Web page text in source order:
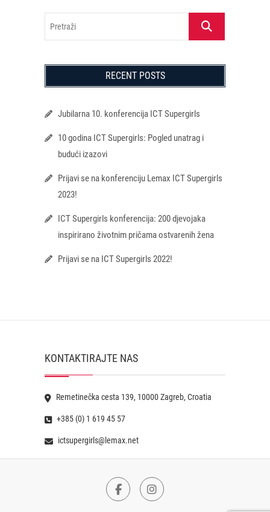
Pretraži
RECENT POSTS
Jubilarna 10. konferencija ICT Supergirls
10 godina ICT Supergirls: Pogled unatrag i
budući izazovi
Prijavi se na konferenciju Lemax ICT Supergirls
2023!
ICT Supergirls konferencija: 200 djevojaka
inspirirano životnim pričama ostvarenih žena
Prijavi se na ICT Supergirls 2022!
KONTAKTIRAJTE NAS
Remetinečka cesta 139, 10000 Zagreb, Croatia
+385 (0) 1 619 45 57
ictsupergirls@lemax.net
FacebookInstagram